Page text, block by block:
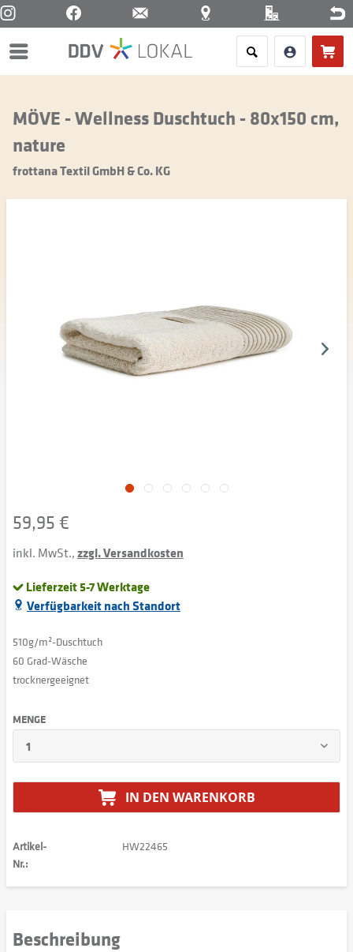
Menü
MÖVE - Wellness Duschtuch - 80x150 cm,
nature
frottana Textil GmbH & Co. KG
59,95 €
inkl. MwSt.,zzgl. Versandkosten
Lieferzeit 5-7 Werktage
Verfügbarkeit nach Standort
510g/m²-Duschtuch
60 Grad-Wäsche
trocknergeeignet
MENGE
IN DEN WARENKORB
Artikel-
Nr.:
HW22465
Beschreibung